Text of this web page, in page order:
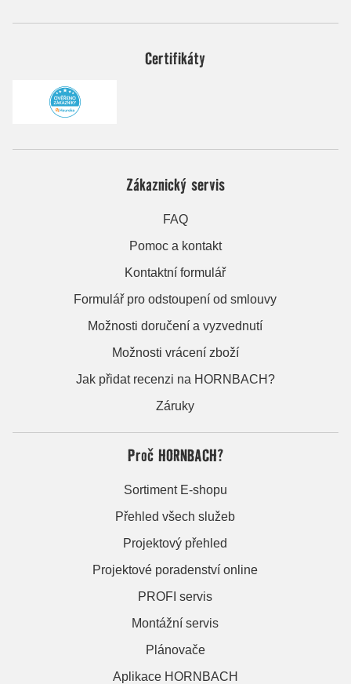
Certifikáty
Zákaznický servis
FAQ
Pomoc a kontakt
Kontaktní formulář
Formulář pro odstoupení od smlouvy
Možnosti doručení a vyzvednutí
Možnosti vrácení zboží
Jak přidat recenzi na HORNBACH?
Záruky
Proč HORNBACH?
Sortiment E-shopu
Přehled všech služeb
Projektový přehled
Projektové poradenství online
PROFI servis
Montážní servis
Plánovače
Aplikace HORNBACH